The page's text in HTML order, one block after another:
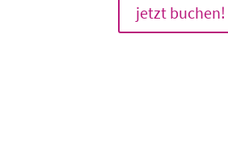
jetzt buchen!